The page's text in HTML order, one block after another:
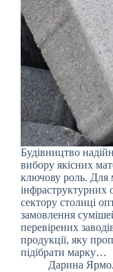
Будівництво
вибору якісних
ключову роль. Для
інфраструктурних
сектору столиці
замовлення
перевірених
продукції, яку
підібрати марку…
Дарина